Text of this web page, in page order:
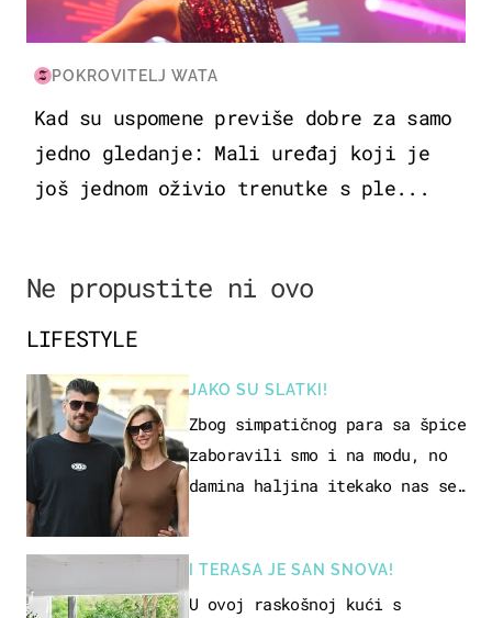
POKROVITELJ WATA
Kad su uspomene previše dobre za samo
jedno gledanje: Mali uređaj koji je
još jednom oživio trenutke s ple...
Ne propustite ni ovo
LIFESTYLE
JAKO SU SLATKI!
Zbog simpatičnog para sa špice
zaboravili smo i na modu, no
damina haljina itekako nas se
I TERASA JE SAN SNOVA!
U ovoj raskošnoj kući s